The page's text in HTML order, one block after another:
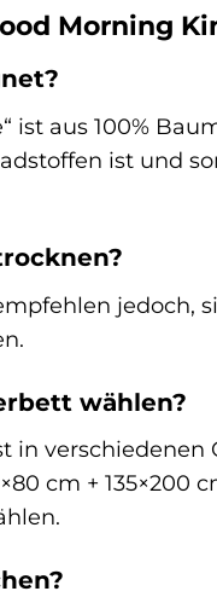
Morning
ist aus 100%
ist und
jedoch,
wählen?
in
cm + 135×200